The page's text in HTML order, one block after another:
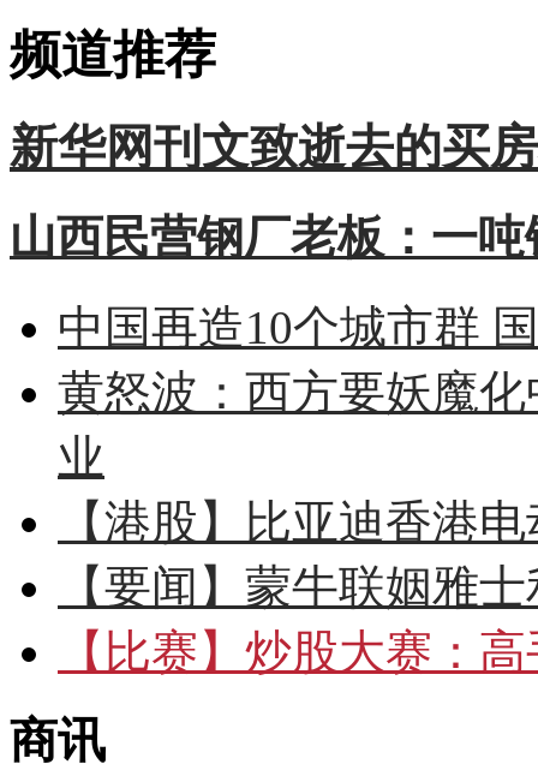
频道推荐
新华网刊文致逝去的买
山西民营钢厂老板：一
中国再造10个城市群
黄怒波：西方要妖魔
业
【港股】
比亚迪香港
【要闻】 蒙牛联姻雅
【比赛】 炒股大赛：高
商讯